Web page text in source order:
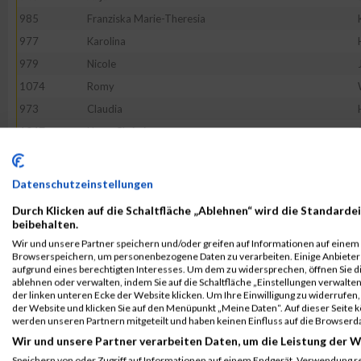
985
Franziska Marie-Theresia
977
Karolina
979
Nicole
1074
Romy
973
Claudia
1047
Nena-Christin
961
1039
1031
Tatiana
1041
Anne
1028
Daniela
1078
Corinna
966
Maria
980
Katrin
Datenschutzeinstellungen
Durch Klicken auf die Schaltfläche „Ablehnen“ wird die
beibehalten.
Wir und unsere Partner speichern und/oder greifen auf Informationen auf einem
Browserspeichern, um personenbezogene Daten zu verarbeiten. Einige
aufgrund eines berechtigten Interesses. Um dem zu widersprechen, öffnen Sie
ablehnen oder verwalten, indem Sie auf die Schaltfläche „Einstellungen
der linken unteren Ecke der Website klicken. Um Ihre Einwilligung zu
der Website und klicken Sie auf den Menüpunkt „Meine Daten“. Auf dieser
werden unseren Partnern mitgeteilt und haben keinen Einfluss auf die
Wir und unsere Partner verarbeiten Daten, um die Leistung der